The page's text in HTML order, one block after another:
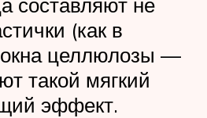
(как в
целлюлозы —
такой мягкий
эффект.